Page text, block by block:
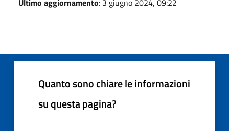
Quanto sono chiare le informazioni
su questa pagina?